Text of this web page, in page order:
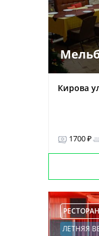
Кирова
1700 ₽
РЕСТОРАН
ЛЕТНЯЯ